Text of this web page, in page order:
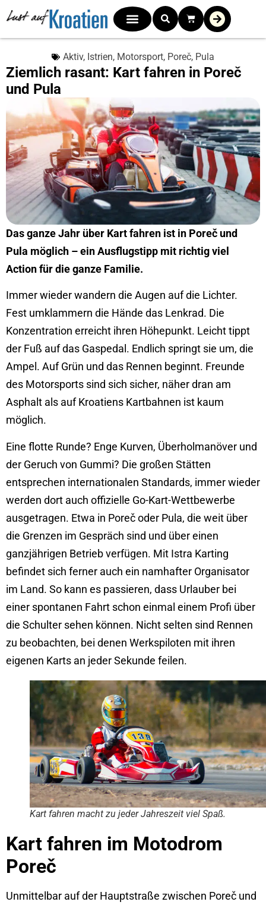
Aktiv, Istrien, Motorsport, Poreč, Pula
Ziemlich rasant: Kart fahren in Poreč
und Pula
Das ganze Jahr über Kart fahren ist in Poreč und
Pula möglich – ein Ausflugstipp mit richtig viel
Action für die ganze Familie.
Immer wieder wandern die Augen auf die Lichter.
Fest umklammern die Hände das Lenkrad. Die
Konzentration erreicht ihren Höhepunkt. Leicht tippt
der Fuß auf das Gaspedal. Endlich springt sie um, die
Ampel. Auf Grün und das Rennen beginnt. Freunde
des Motorsports sind sich sicher, näher dran am
Asphalt als auf Kroatiens Kartbahnen ist kaum
möglich.
Eine flotte Runde? Enge Kurven, Überholmanöver und
der Geruch von Gummi? Die großen Stätten
entsprechen internationalen Standards, immer wieder
werden dort auch offizielle Go-Kart-Wettbewerbe
ausgetragen. Etwa in Poreč oder Pula, die weit über
die Grenzen im Gespräch sind und über einen
ganzjährigen Betrieb verfügen. Mit Istra Karting
befindet sich ferner auch ein namhafter Organisator
im Land. So kann es passieren, dass Urlauber bei
einer spontanen Fahrt schon einmal einem Profi über
die Schulter sehen können. Nicht selten sind Rennen
zu beobachten, bei denen Werkspiloten mit ihren
eigenen Karts an jeder Sekunde feilen.
Kart fahren macht zu jeder Jahreszeit viel Spaß.
Kart fahren im Motodrom
Poreč
Unmittelbar auf der Hauptstraße zwischen Poreč und